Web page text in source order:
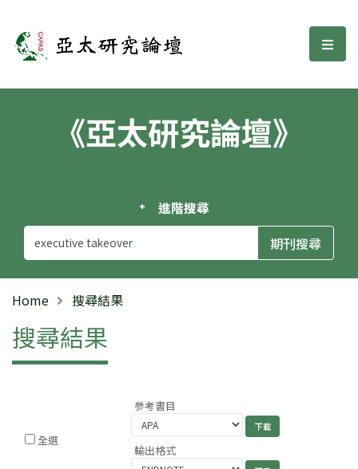
亞太研究論壇 選
《亞太研究論壇》
進階搜尋
Home 搜尋結果
搜尋結果
全選
參考書目
輸出格式